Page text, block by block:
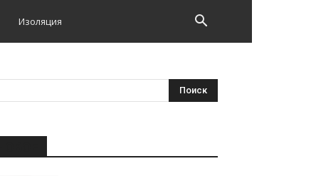
Изоляция